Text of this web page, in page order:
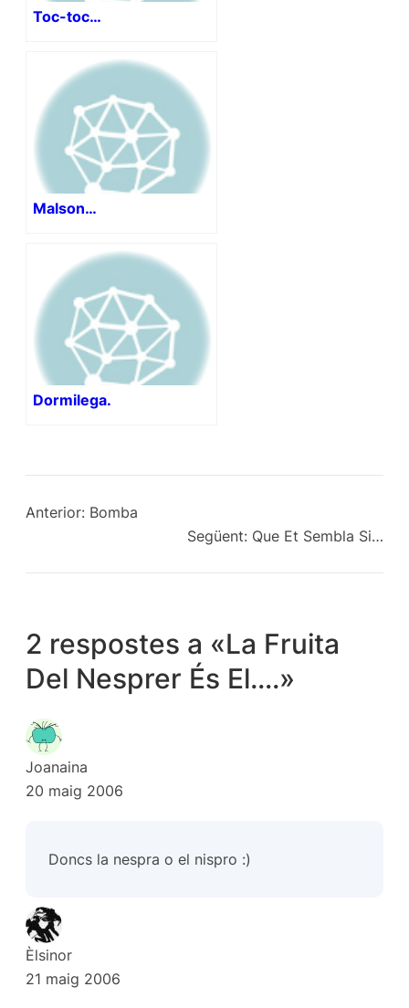
Toc-toc…
Malson…
Dormilega.
Anterior: Bomba
Següent: Que Et Sembla Si…
2 respostes a «La Fruita
Del Nesprer És El….»
Joanaina
20 maig 2006
Doncs la nespra o el nispro :)
Èlsinor
21 maig 2006